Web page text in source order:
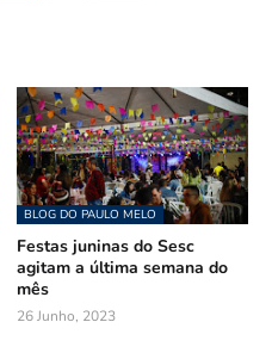
BLOG DO PAULO MELO
Festas juninas do Sesc
agitam a última semana do
mês
26 Junho, 2023